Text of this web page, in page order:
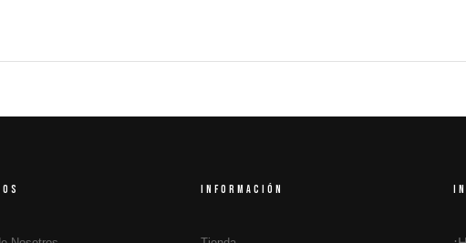
INFORMACIÓN